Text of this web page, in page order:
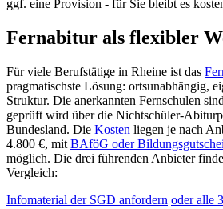
ggf. eine Provision - für Sie bleibt es
Fernabitur als flexibler
Für viele Berufstätige in Rheine ist das
pragmatischste Lösung: ortsunabhängig,
Struktur. Die anerkannten Fernschulen
geprüft wird über die Nichtschüler-
Bundesland. Die Kosten liegen je nach
4.800 €, mit BAföG oder
möglich. Die drei führenden Anbieter
Vergleich:
Infomaterial der SGD anfordern oder alle